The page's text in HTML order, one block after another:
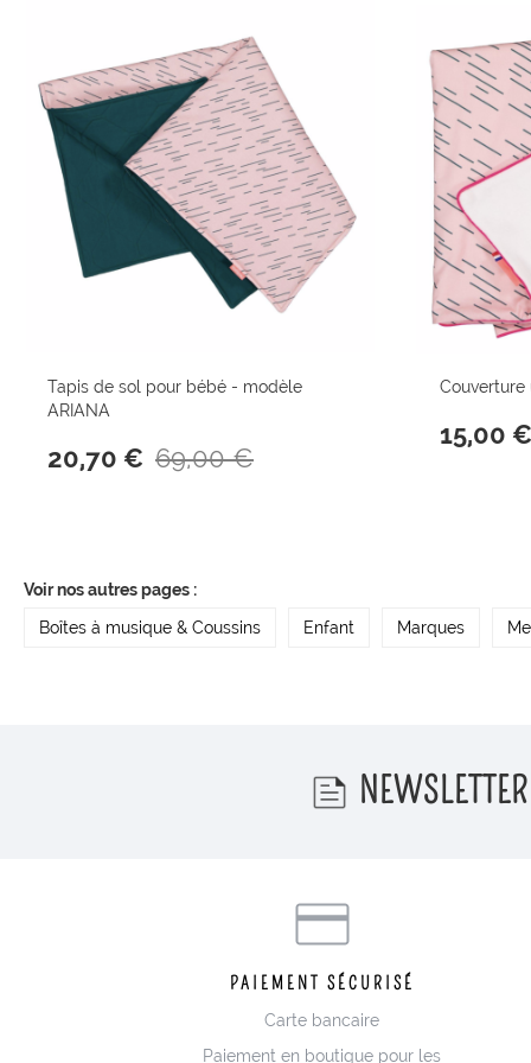
Tapis de sol pour bébé - modèle
ARIANA
20,70 € 69,00 €
Couverture
15,00 €
Voir nos autres pages :
Boîtes à musique & Coussins
Enfant Marques
NEWSLETTER
PAIEMENT SÉCURISÉ
Carte bancaire
Paiement en boutique pour les